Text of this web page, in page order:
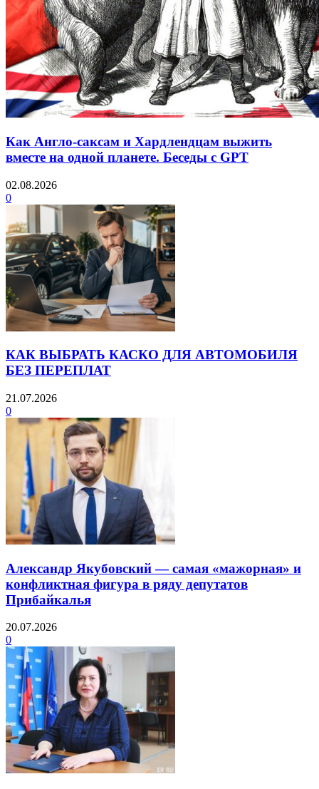
Как Англо-саксам и Хардлендцам выжить
вместе на одной планете. Беседы с GPT
02.08.2026
0
КАК ВЫБРАТЬ КАСКО ДЛЯ АВТОМОБИЛЯ
БЕЗ ПЕРЕПЛАТ
21.07.2026
0
Александр Якубовский — самая «мажорная» и
конфликтная фигура в ряду депутатов
Прибайкалья
20.07.2026
0